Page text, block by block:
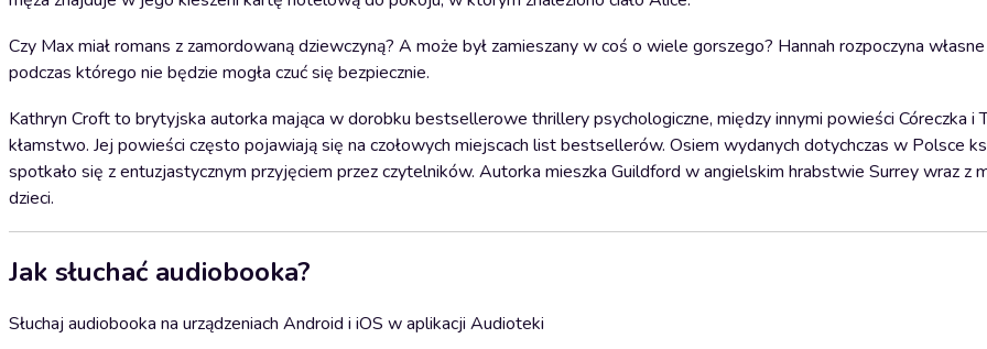
Czy Max miał romans z zamordowaną dziewczyną? A może był zamieszany w coś o wiele gorszego? Hannah rozpoczyna
podczas którego nie będzie mogła czuć się bezpiecznie.
Kathryn Croft to brytyjska autorka mająca w dorobku bestsellerowe thrillery psychologiczne, między innymi powieści Córeczka i
kłamstwo. Jej powieści często pojawiają się na czołowych miejscach list bestsellerów. Osiem wydanych dotychczas w Polsce
spotkało się z entuzjastycznym przyjęciem przez czytelników. Autorka mieszka Guildford w angielskim hrabstwie Surrey wraz z
dzieci.
Jak słuchać audiobooka?
Słuchaj audiobooka na urządzeniach Android i iOS w aplikacji Audioteki